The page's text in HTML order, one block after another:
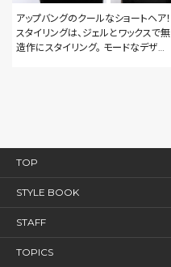
アップバングのクールなショートヘア！
スタイリングは、ジェルとワックスで無
造作にスタイリング。 モードなデザイ
TOP
STYLE BOOK
STAFF
TOPICS